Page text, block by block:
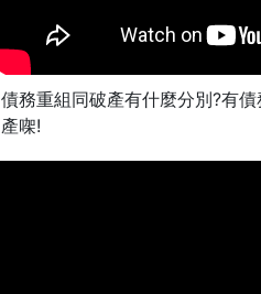
債務重組同破產有什麼分別?有
產㗎!